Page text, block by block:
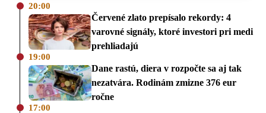
20:00
Červené zlato prepísalo rekordy: 4
varovné signály, ktoré investori pri medi
prehliadajú
19:00
Dane rastú, diera v rozpočte sa aj tak
nezatvára. Rodinám zmizne 376 eur
ročne
17:00